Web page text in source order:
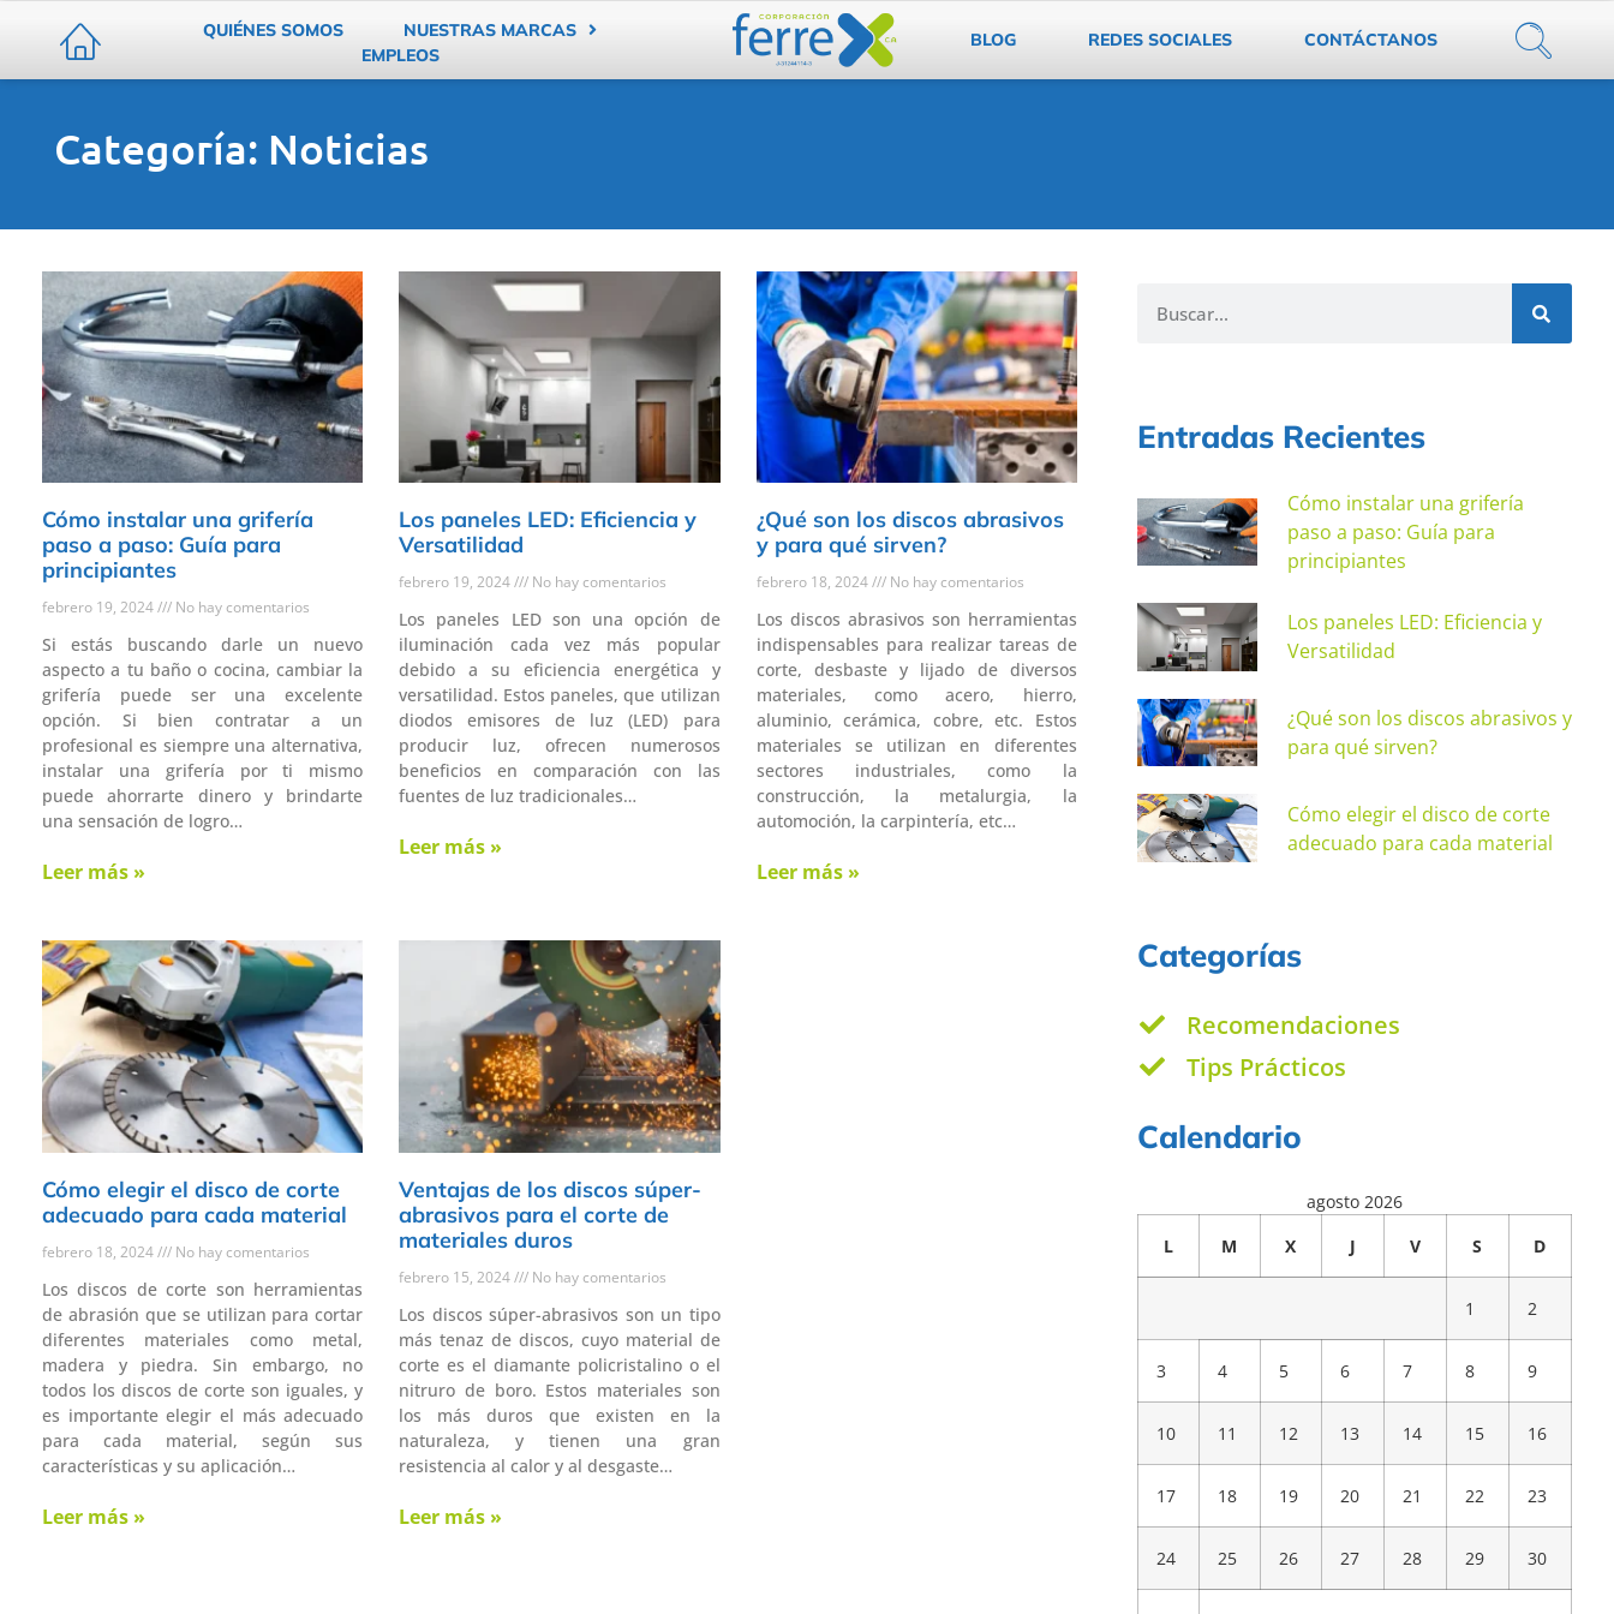
QUIÉNES SOMOS
NUESTRAS MARCAS
EMPLEOS
BLOG REDES SOCIALES CONTÁCTANOS
Categoría: Noticias
Cómo instalar una grifería
paso a paso: Guía para
principiantes
febrero 19, 2024 No hay comentarios
Si estás buscando darle un nuevo
aspecto a tu baño o cocina, cambiar la
grifería puede ser una excelente
opción. Si bien contratar a un
profesional es siempre una alternativa,
instalar una grifería por ti mismo
puede ahorrarte dinero y brindarte
una sensación de logro…
Leer más »
Los paneles LED: Eficiencia y
Versatilidad
febrero 19, 2024 No hay comentarios
Los paneles LED son una opción de
iluminación cada vez más popular
debido a su eficiencia energética y
versatilidad. Estos paneles, que utilizan
diodos emisores de luz (LED) para
producir luz, ofrecen numerosos
beneficios en comparación con las
fuentes de luz tradicionales…
Leer más »
¿Qué son los discos abrasivos
y para qué sirven?
febrero 18, 2024 No hay comentarios
Los discos abrasivos son herramientas
indispensables para realizar tareas de
corte, desbaste y lijado de diversos
materiales, como acero, hierro,
aluminio, cerámica, cobre, etc. Estos
materiales se utilizan en diferentes
sectores industriales, como la
construcción, la metalurgia, la
automoción, la carpintería, etc…
Leer más »
Cómo elegir el disco de corte
adecuado para cada material
febrero 18, 2024 No hay comentarios
Los discos de corte son herramientas
de abrasión que se utilizan para cortar
diferentes materiales como metal,
madera y piedra. Sin embargo, no
todos los discos de corte son iguales, y
es importante elegir el más adecuado
para cada material, según sus
características y su aplicación…
Leer más »
Ventajas de los discos súper-
abrasivos para el corte de
materiales duros
febrero 15, 2024 No hay comentarios
Los discos súper-abrasivos son un tipo
más tenaz de discos, cuyo material de
corte es el diamante policristalino o el
nitruro de boro. Estos materiales son
los más duros que existen en la
naturaleza, y tienen una gran
resistencia al calor y al desgaste…
Leer más »
Entradas Recientes
Cómo instalar una grifería
paso a paso: Guía para
principiantes
Los paneles LED: Eficiencia y
Versatilidad
¿Qué son los discos abrasivos y
para qué sirven?
Cómo elegir el disco de corte
adecuado para cada material
Categorías
Recomendaciones
Tips Prácticos
Calendario
agosto 2026
L
M X J V S D
1 2
3 4 5 6 7 8 9
10 11 12 13 14 15 16
17 18 19 20 21 22 23
24 25 26 27 28 29 30